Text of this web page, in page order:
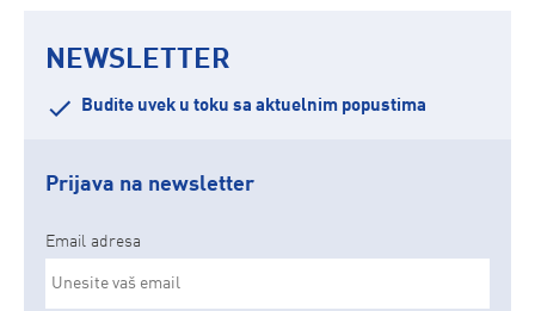
NEWSLETTER
Budite uvek u toku sa aktuelnim popustima
Prijava na newsletter
Email adresa